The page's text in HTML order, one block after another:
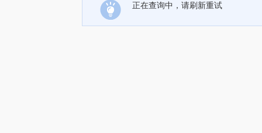
正在查询中，请刷新重试